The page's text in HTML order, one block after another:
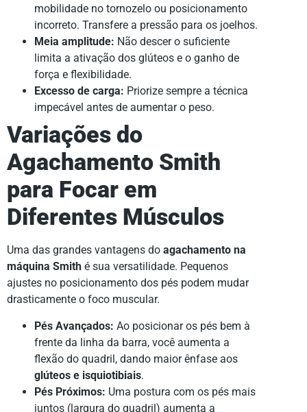
mobilidade no tornozelo ou posicionamento
incorreto. Transfere a pressão para os joelhos.
Meia amplitude: Não descer o suficiente
limita a ativação dos glúteos e o ganho de
força e flexibilidade.
Excesso de carga: Priorize sempre a técnica
impecável antes de aumentar o peso.
Variações do
Agachamento Smith
para Focar em
Diferentes Músculos
Uma das grandes vantagens do agachamento na
máquina Smith é sua versatilidade. Pequenos
ajustes no posicionamento dos pés podem mudar
drasticamente o foco muscular.
Pés Avançados: Ao posicionar os pés bem à
frente da linha da barra, você aumenta a
flexão do quadril, dando maior ênfase aos
glúteos e isquiotibiais.
Pés Próximos: Uma postura com os pés mais
juntos (largura do quadril) aumenta a